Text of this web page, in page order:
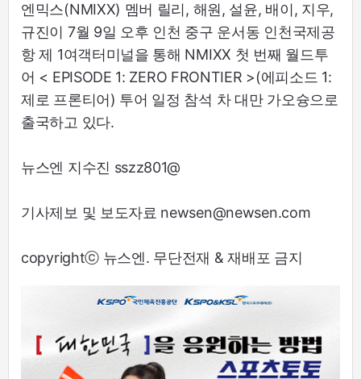
엔믹스(NMIXX) 멤버 릴리, 해원, 설윤, 배이, 지우,
규진이 7월 9일 오후 인천 중구 운서동 인천국제공
항 제 1여객터미널을 통해 NMIXX 첫 번째 월드투
어 < EPISODE 1: ZERO FRONTIER >(에피소드 1:
제로 프론티어) 투어 일정 참석 차 대만 가오슝으로
출국하고 있다.
뉴스엔 지수진 sszz801@
기사제보 및 보도자료 newsen@newsen.com
copyrightⓒ 뉴스엔. 무단전재 & 재배포 금지